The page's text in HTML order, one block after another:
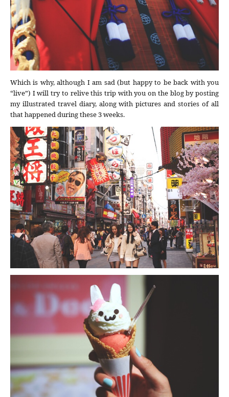
Which is why, although I am sad (but happy to be back with you
“live”) I will try to relive this trip with you on the blog by posting
my illustrated travel diary, along with pictures and stories of all
that happened during these 3 weeks.